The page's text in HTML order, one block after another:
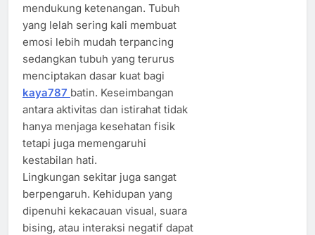
mendukung ketenangan. Tubuh
yang lelah sering kali membuat
emosi lebih mudah terpancing
sedangkan tubuh yang terurus
menciptakan dasar kuat bagi
kaya787 batin. Keseimbangan
antara aktivitas dan istirahat tidak
hanya menjaga kesehatan fisik
tetapi juga memengaruhi
kestabilan hati.
Lingkungan sekitar juga sangat
berpengaruh. Kehidupan yang
dipenuhi kekacauan visual, suara
bising, atau interaksi negatif dapat